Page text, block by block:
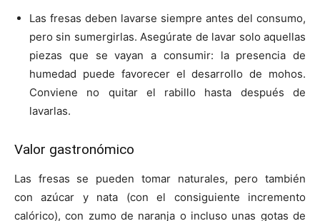
Las fresas deben lavarse siempre antes del consumo,
pero sin sumergirlas. Asegúrate de lavar solo aquellas
piezas que se vayan a consumir: la presencia de
humedad puede favorecer el desarrollo de mohos.
Conviene no quitar el rabillo hasta después de
lavarlas.
Valor gastronómico
Las fresas se pueden tomar naturales, pero también
con azúcar y nata (con el consiguiente incremento
calórico), con zumo de naranja o incluso unas gotas de